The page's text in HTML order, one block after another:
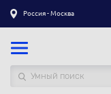
Россия - Москва